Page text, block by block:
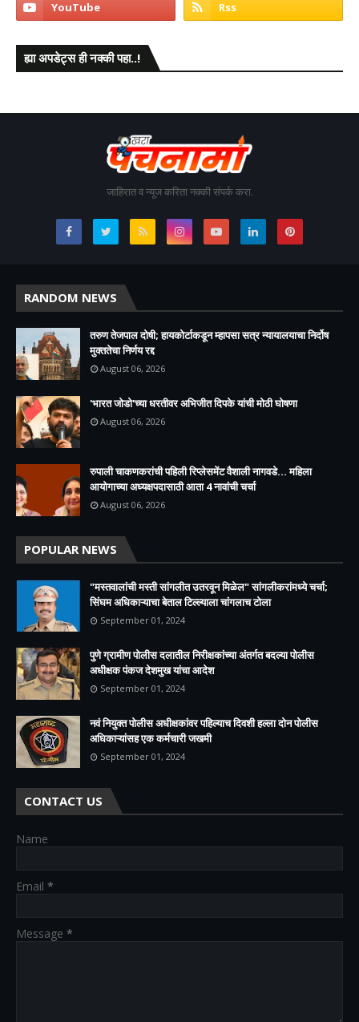
ह्या अपडेट्स ही नक्की पहा..!
जाहिरात व न्यूज करिता नक्की संपर्क करा.
RANDOM NEWS
तरुण तेजपाल दोषी; हायकोर्टाकडून म्हापसा सत्र न्यायालयाचा निर्दोष
मुक्ततेचा निर्णय रद्द
August 06, 2026
'भारत जोडो'च्या धरतीवर अभिजीत दिपके यांची मोठी घोषणा
August 06, 2026
रुपाली चाकणकरांची पहिली रिप्लेसमेंट वैशाली नागवडे... महिला
आयोगाच्या अध्यक्षपदासाठी आता 4 नावांची चर्चा
August 06, 2026
POPULAR NEWS
"मस्तवालांची मस्ती सांगलीत उतरवून मिळेल" सांगलीकरांमध्ये चर्चा;
सिंघम अधिकाऱ्याचा बेताल टिल्ल्याला चांगलाच टोला
September 01, 2024
पुणे ग्रामीण पोलीस दलातील निरीक्षकांच्या अंतर्गत बदल्या पोलीस
अधीक्षक पंकज देशमुख यांचा आदेश
September 01, 2024
नवं नियुक्त पोलीस अधीक्षकांवर पहिल्याच दिवशी हल्ला दोन पोलीस
अधिकाऱ्यांसह एक कर्मचारी जखमी
September 01, 2024
CONTACT US
Name
Email *
Message *